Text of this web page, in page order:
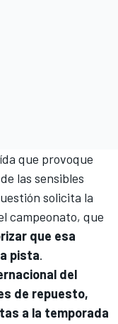
que provoque
las sensibles
solicita la
campeonato, que
que esa
pista.
del
de repuesto,
a la temporada